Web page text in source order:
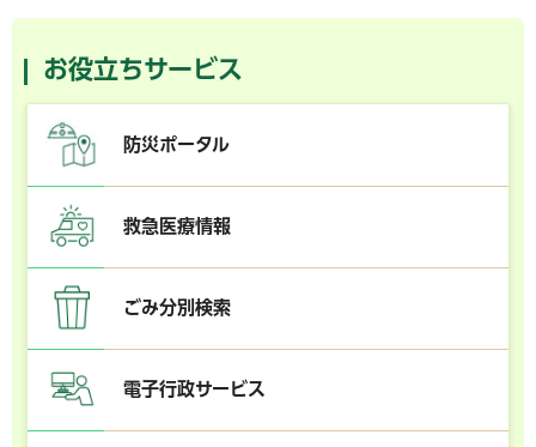
お役立ちサービス
防災ポータル
救急医療情報
ごみ分別検索
電子行政サービス